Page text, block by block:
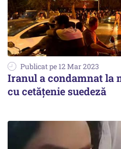
Publicat pe 12 Mar 2023
Iranul a condamnat la
cu cetățenie suedeză